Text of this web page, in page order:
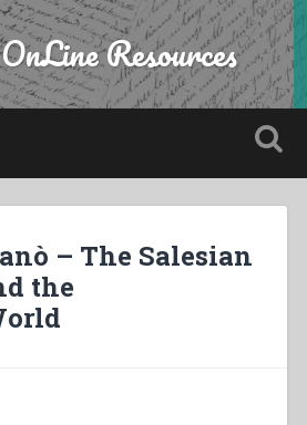
Resources
– The Salesian
the